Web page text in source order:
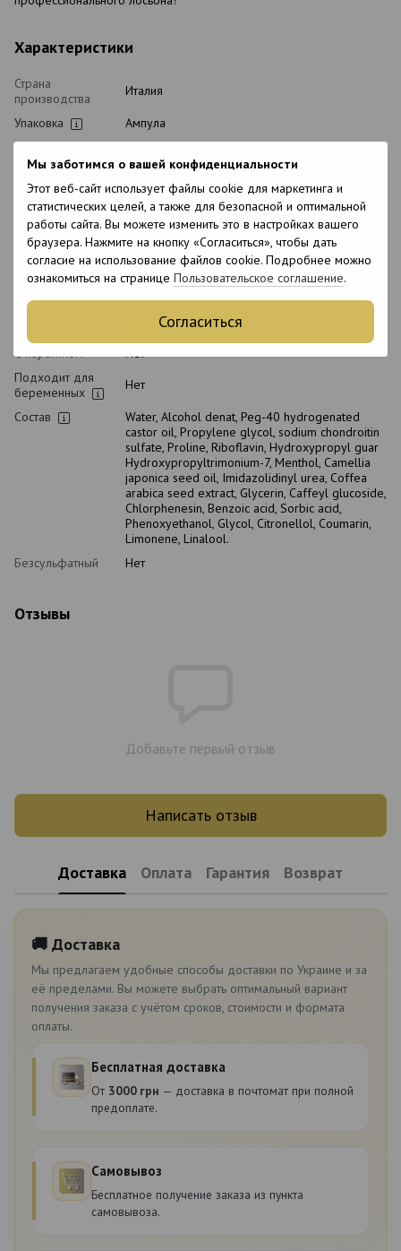
Мы заботимся о вашей конфиденциальности
Этот веб-сайт использует файлы cookie для маркетинга и
статистических целей, а также для безопасной и оптимальной
работы сайта. Вы можете изменить это в настройках вашего
браузера. Нажмите на кнопку «Согласиться», чтобы дать
согласие на использование файлов cookie. Подробнее можно
ознакомиться на странице Пользовательское соглашение.
Согласиться
Характеристики
Страна
производства
Италия
Упаковка
Ампула
Вид косметики
Восстановитель для волос
Тип домашнего
ухода
Классификация
косметики
Профессиональная
Тип волос
Ломкие, Поврежденные, Тонкие,
Чувствительные
головы
Все типы кожи
Восстановление, От выпадения
С кератином
Нет
Подходит для
беременных
Нет
Состав
Water, Alcohol denat, Peg-40 hydrogenated
castor oil, Propylene glycol, sodium chondroitin
sulfate, Proline, Riboflavin, Hydroxypropyl guar
Hydroxypropyltrimonium-7, Menthol, Camellia
japonica seed oil, Imidazolidinyl urea, Coffea
arabica seed extract, Glycerin, Caffeyl glucoside,
Chlorphenesin, Benzoic acid, Sorbic acid,
Phenoxyethanol, Glycol, Citronellol, Coumarin,
Limonene, Linalool.
Безсульфатный
Нет
Отзывы
Добавьте первый отзыв
Написать отзыв
Доставка Оплата Гарантия Возврат
🚚 Доставка
Мы предлагаем удобные способы доставки по Украине и за
её пределами. Вы можете выбрать оптимальный вариант
получения заказа с учётом сроков, стоимости и формата
оплаты.
Бесплатная доставка
От 3000 грн — доставка в почтомат при полной
предоплате.
Самовывоз
Бесплатное получение заказа из пункта
самовывоза.